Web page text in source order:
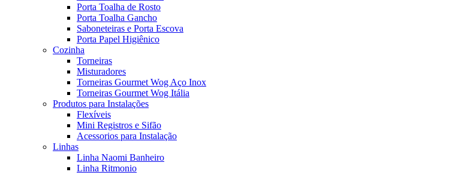
Porta Toalha de Rosto
Porta Toalha Gancho
Saboneteiras e Porta Escova
Porta Papel Higiênico
Cozinha
Torneiras
Misturadores
Torneiras Gourmet Wog Aço Inox
Torneiras Gourmet Wog Itália
Produtos para Instalações
Flexíveis
Mini Registros e Sifão
Acessorios para Instalação
Linhas
Linha Naomi Banheiro
Linha Ritmonio